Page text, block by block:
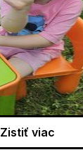
Zistiť viac